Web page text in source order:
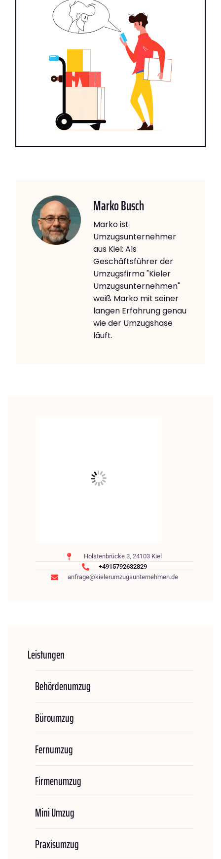
Marko Busch
Marko ist
Umzugsunternehmer
aus Kiel: Als
Geschäftsführer der
Umzugsfirma "Kieler
Umzugsunternehmen"
weiß Marko mit seiner
langen Erfahrung genau
wie der Umzugshase
läuft.
Holstenbrücke 3, 24103 Kiel
+4915792632829
anfrage@kielerumzugsunternehmen.de
Leistungen
Behördenumzug
Büroumzug
Fernumzug
Firmenumzug
Mini Umzug
Praxisumzug